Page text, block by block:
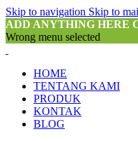
Skip to navigation Skip to
ADD ANYTHING HERE
Wrong menu selected
HOME
TENTANG KAMI
PRODUK
KONTAK
BLOG